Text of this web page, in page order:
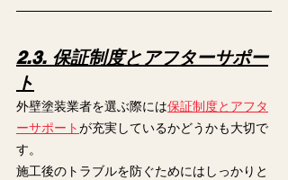
2.3. 保証制度とアフターサポー
ト
外壁塗装業者を選ぶ際には保証制度とアフタ
ーサポートが充実しているかどうかも大切で
す。
施工後のトラブルを防ぐためにはしっかりと